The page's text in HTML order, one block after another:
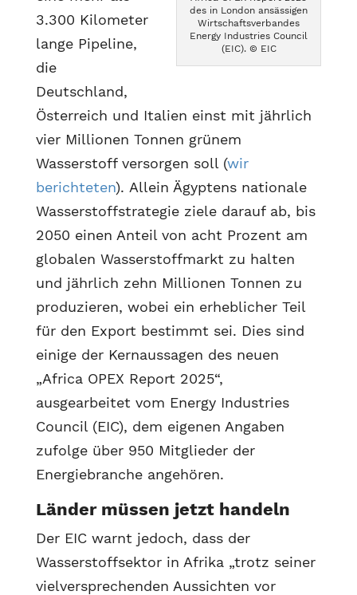
des in London ansässigen
Wirtschaftsverbandes
Energy Industries Council
(EIC). © EIC
3.300 Kilometer
lange Pipeline,
die
Deutschland,
Österreich und Italien einst mit jährlich
vier Millionen Tonnen grünem
Wasserstoff versorgen soll (wir
berichteten). Allein Ägyptens nationale
Wasserstoffstrategie ziele darauf ab, bis
2050 einen Anteil von acht Prozent am
globalen Wasserstoffmarkt zu halten
und jährlich zehn Millionen Tonnen zu
produzieren, wobei ein erheblicher Teil
für den Export bestimmt sei. Dies sind
einige der Kernaussagen des neuen
„Africa OPEX Report 2025“,
ausgearbeitet vom Energy Industries
Council (EIC), dem eigenen Angaben
zufolge über 950 Mitglieder der
Energiebranche angehören.
Länder müssen jetzt handeln
Der EIC warnt jedoch, dass der
Wasserstoffsektor in Afrika „trotz seiner
vielversprechenden Aussichten vor